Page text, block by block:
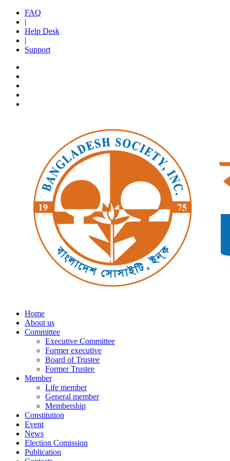
FAQ
|
Help Desk
|
Support
Home
About us
Committee
Executive Committee
Former executive
Board of Trustee
Former Trustee
Member
Life member
General member
Membership
Constitution
Event
News
Election Comission
Publication